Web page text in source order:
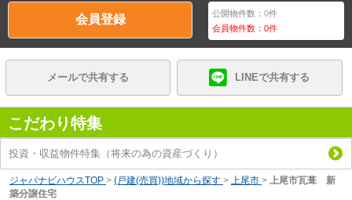
会員登録 公開物件数：0件
会員物件数：0件
メールで共有する LINEで共有する
こだわり特集
投資・収益物件特集（将来の為の資産づくり）
ジャパナビハウスTOP > (戸建(売買))地域から探す > 上尾市 > 上尾市瓦葺 新
築分譲住宅